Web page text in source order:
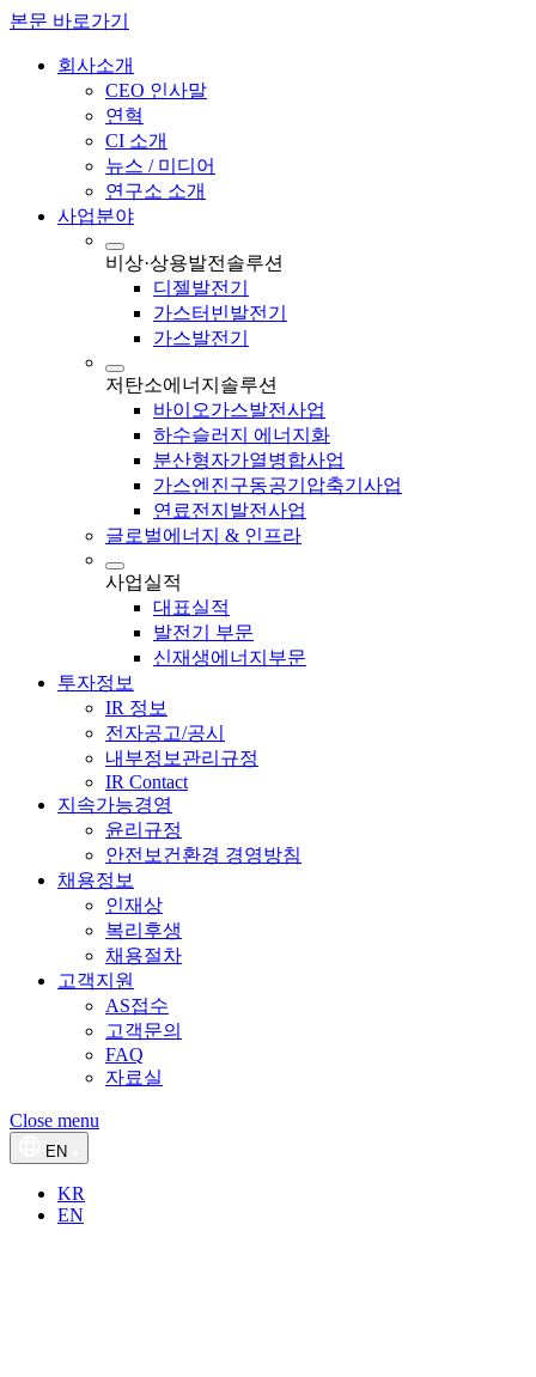
본문 바로가기
회사소개
CEO 인사말
연혁
CI 소개
뉴스 / 미디어
연구소 소개
사업분야
비상·상용발전솔루션
디젤발전기
가스터빈발전기
가스발전기
저탄소에너지솔루션
바이오가스발전사업
하수슬러지 에너지화
분산형자가열병합사업
가스엔진구동공기압축기사업
연료전지발전사업
글로벌에너지 & 인프라
사업실적
대표실적
발전기 부문
신재생에너지부문
투자정보
IR 정보
전자공고/공시
내부정보관리규정
IR Contact
지속가능경영
윤리규정
안전보건환경 경영방침
채용정보
인재상
복리후생
채용절차
고객지원
AS접수
고객문의
FAQ
자료실
Close menu
EN
KR
EN